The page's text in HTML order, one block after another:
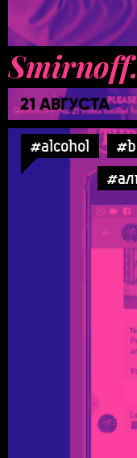
21 АВГУСТА
#alcohol